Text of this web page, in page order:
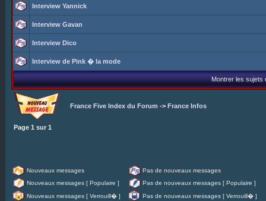
Interview Yannick
Interview Gavan
Interview Dico
Interview de Pink � la mode
Montrer les sujets
France Five Index du Forum -> France Infos
Page 1 sur 1
Nouveaux messages
Pas de nouveaux messages
Nouveaux messages [ Populaire ]
Pas de nouveaux messages [ Populaire ]
Nouveaux messages [ Verrouill� ]
Pas de nouveaux messages [ Verrouill� ]